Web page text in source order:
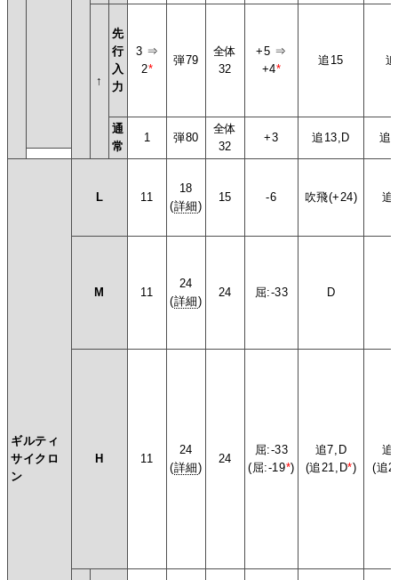
↑
先
行
入
力
3 ⇒
2*
弾79
全体
32
+5 ⇒
+4*
追15
通
常
1 弾80
全体
32
+3 追13,D 追
ギルティ
サイクロ
ン
L 11
18
(詳細)
15 -6 吹飛(+24) 追
M 11
24
(詳細)
24 屈:-33 D
H 11
24
(詳細)
24
屈:-33
(屈:-19*)
追7,D
(追21,D*)
追
(追